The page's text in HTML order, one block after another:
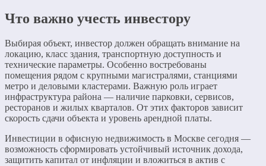
Что важно учесть инвестору
Выбирая объект, инвестор должен обращать внимание на
локацию, класс здания, транспортную доступность и
технические параметры. Особенно востребованы
помещения рядом с крупными магистралями, станциями
метро и деловыми кластерами. Важную роль играет
инфраструктура района — наличие парковки, сервисов,
ресторанов и жилых кварталов. От этих факторов зависит
скорость сдачи объекта и уровень арендной платы.
Инвестиции в офисную недвижимость в Москве сегодня —
возможность сформировать устойчивый источник дохода,
защитить капитал от инфляции и вложиться в актив с